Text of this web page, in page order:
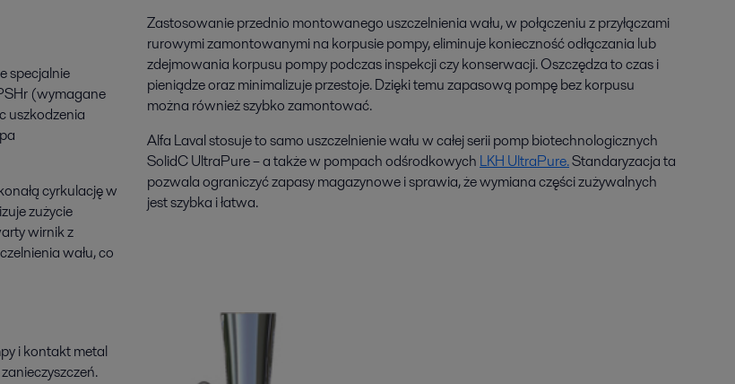
specjalnie
(wymagane
uszkodzenia
cyrkulację w
zużycie
wirnik z
wału, co
Zastosowanie przednio montowanego uszczelnienia wału, w połączeniu z przyłączami
rurowymi zamontowanymi na korpusie pompy, eliminuje konieczność odłączania lub
zdejmowania korpusu pompy podczas inspekcji czy konserwacji. Oszczędza to czas i
pieniądze oraz minimalizuje przestoje. Dzięki temu zapasową pompę bez korpusu
można również szybko zamontować.
Alfa Laval stosuje to samo uszczelnienie wału w całej serii pomp biotechnologicznych
SolidC UltraPure – a także w pompach odśrodkowych LKH UltraPure.Standaryzacja ta
pozwala ograniczyć zapasy magazynowe i sprawia, że wymiana części zużywalnych
jest szybka i łatwa.
i kontakt metal